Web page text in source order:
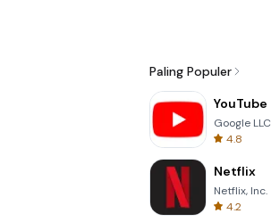
Paling Populer
YouTube
Google LLC
4.8
Netflix
Netflix, Inc.
4.2